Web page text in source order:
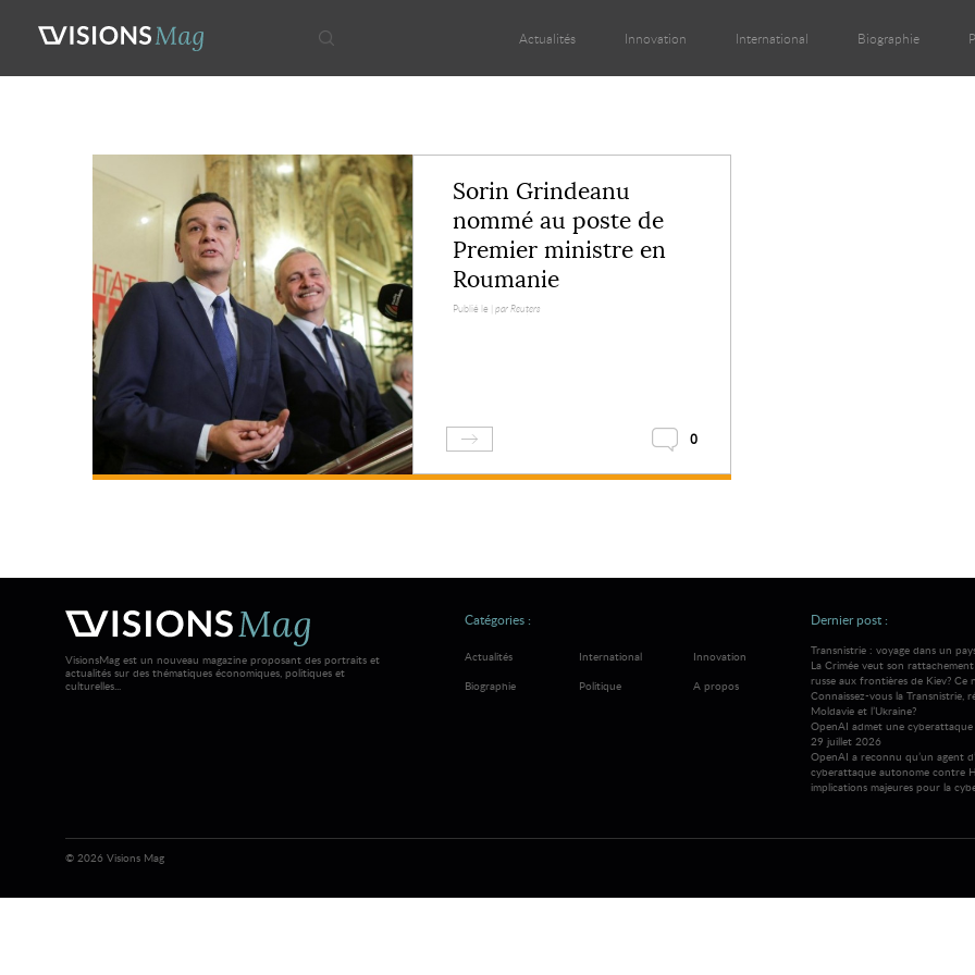
Actualités Innovation International Biographie
Sorin Grindeanu
nommé au poste de
Premier ministre en
Roumanie
Publié le | par Reuters
0
VisionsMag est un nouveau magazine proposant des portraits et
actualités sur des thématiques économiques, politiques et
culturelles...
Catégories :
Actualités International
Innovation
Biographie
Politique A propos
Dernier post :
Transnistrie : voyage dans un
La Crimée veut son
russe aux frontières de Kiev? Ce
Connaissez-vous la Transnistrie,
Moldavie et l’Ukraine?
OpenAI admet une
29 juillet 2026
OpenAI a reconnu qu’un agent
cyberattaque autonome contre
implications majeures pour la
© 2026 Visions Mag